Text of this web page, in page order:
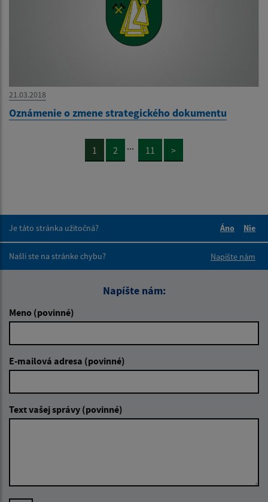
21.03.2018
Oznámenie o zmene strategického dokumentu
1 2 ... 11 >
Je táto stránka užitočná?
Áno
Nie
Našli ste na stránke chybu?
Napíšte nám
Napíšte nám:
Meno (povinné)
E-mailová adresa (povinné)
Text vašej správy (povinné)